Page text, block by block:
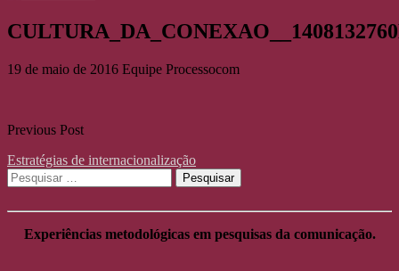
19 de maio de 2016 Equipe Processocom
Previous Post
Estratégias de internacionalização
Pesquisar
por:
Experiências metodológicas em pesquisas da comunicação.